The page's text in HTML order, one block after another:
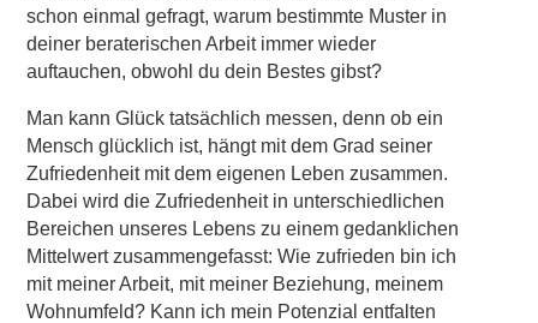
schon einmal gefragt, warum bestimmte Muster in
deiner beraterischen Arbeit immer wieder
auftauchen, obwohl du dein Bestes gibst?
Man kann Glück tatsächlich messen, denn ob ein
Mensch glücklich ist, hängt mit dem Grad seiner
Zufriedenheit mit dem eigenen Leben zusammen.
Dabei wird die Zufriedenheit in unterschiedlichen
Bereichen unseres Lebens zu einem gedanklichen
Mittelwert zusammengefasst: Wie zufrieden bin ich
mit meiner Arbeit, mit meiner Beziehung, meinem
Wohnumfeld? Kann ich mein Potenzial entfalten